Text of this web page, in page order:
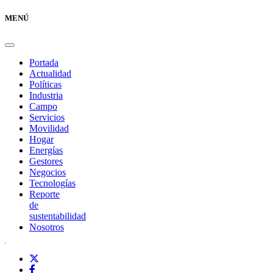
MENÚ
Portada
Actualidad
Políticas
Industria
Campo
Servicios
Movilidad
Hogar
Energías
Gestores
Negocios
Tecnologías
Reporte
de
sustentabilidad
Nosotros